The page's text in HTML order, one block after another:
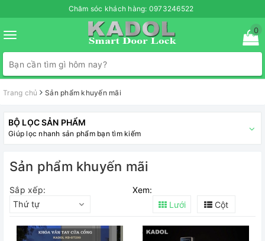
Chăm sóc khách hàng: 0973246522
Toggle
navigation
0
Trang chủ Sản phẩm khuyến mãi
BỘ LỌC SẢN PHẨM
Giúp lọc nhanh sản phẩm bạn tìm kiếm
Sản phẩm khuyến mãi
Sắp xếp:
Thứ tự
Xem:
Lưới
Cột